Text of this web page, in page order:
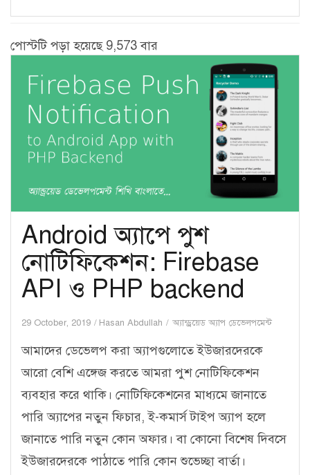
পোস্টটি পড়া হয়েছে 9,573 বার
Android অ্যাপে পুশ
নোটিফিকেশন: Firebase
API ও PHP backend
29 October, 2019 Hasan Abdullah অ্যান্ড্রয়েড অ্যাপ ডেভেলপমেন্ট
আমাদের ডেভেলপ করা অ্যাপগুলোতে ইউজারদেরকে
আরো বেশি এঙ্গেজ করতে আমরা পুশ নোটিফিকেশন
ব্যবহার করে থাকি। নোটিফিকেশনের মাধ্যমে জানাতে
পারি অ্যাপের নতুন ফিচার, ই-কমার্স টাইপ অ্যাপ হলে
জানাতে পারি নতুন কোন অফার। বা কোনো বিশেষ দিবসে
ইউজারদেরকে পাঠাতে পারি কোন শুভেচ্ছা বার্তা।